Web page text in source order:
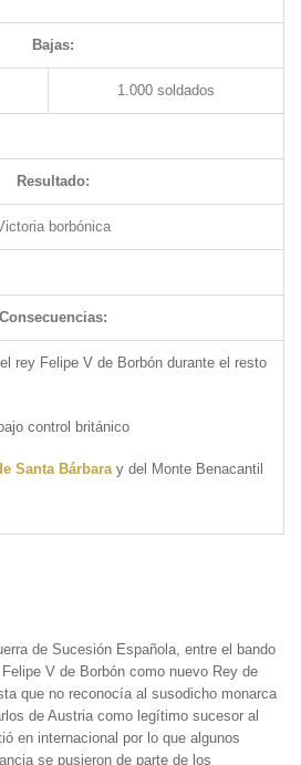
Bajas:
1.000 soldados
Resultado:
borbónica
Consecuencias:
rey Felipe V de Borbón durante el resto
control británico
Santa Bárbara y del Monte Benacantil
de Sucesión Española, entre el bando
V de Borbón como nuevo Rey de
que no reconocía al susodicho monarca
de Austria como legítimo sucesor al
en internacional por lo que algunos
se pusieron de parte de los